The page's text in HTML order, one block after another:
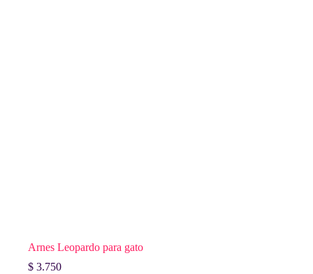
Arnes Leopardo para gato
$ 3.750